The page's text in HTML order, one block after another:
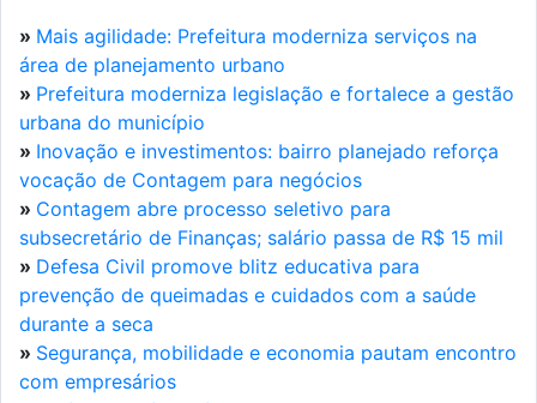
» Mais agilidade: Prefeitura moderniza serviços na
área de planejamento urbano
» Prefeitura moderniza legislação e fortalece a gestão
urbana do município
» Inovação e investimentos: bairro planejado reforça
vocação de Contagem para negócios
» Contagem abre processo seletivo para
subsecretário de Finanças; salário passa de R$ 15 mil
» Defesa Civil promove blitz educativa para
prevenção de queimadas e cuidados com a saúde
durante a seca
» Segurança, mobilidade e economia pautam encontro
com empresários